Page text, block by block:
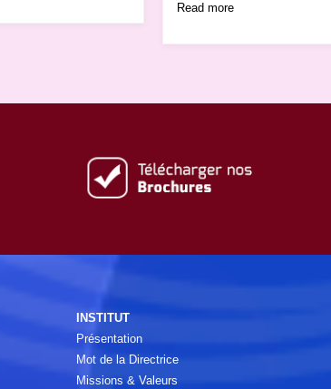
Read more
INSTITUT
Présentation
Mot de la Directrice
Missions & Valeurs